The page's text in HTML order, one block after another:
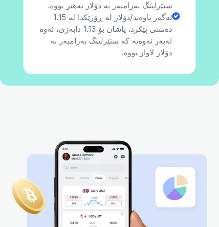
ستێرلینگ بەرامبەر بە دۆلار بەهێز بووە.
ئەگەر پاوەند/دۆلار لە ڕۆژێکدا لە 1.15
دەستی پێکرد، پاشان بۆ 1.13 دابەزی، ئەوە
لەبەر ئەوەیە کە ستێرلینگ بەرامبەر بە
دۆلار لاواز بووە.